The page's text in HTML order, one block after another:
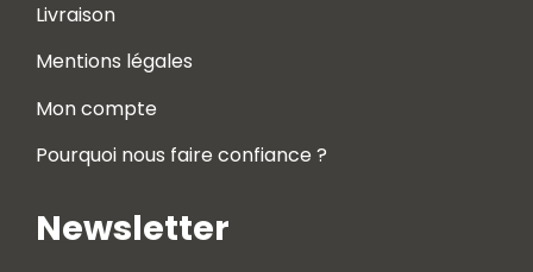
Livraison
Mentions légales
Mon compte
Pourquoi nous faire confiance ?
Newsletter